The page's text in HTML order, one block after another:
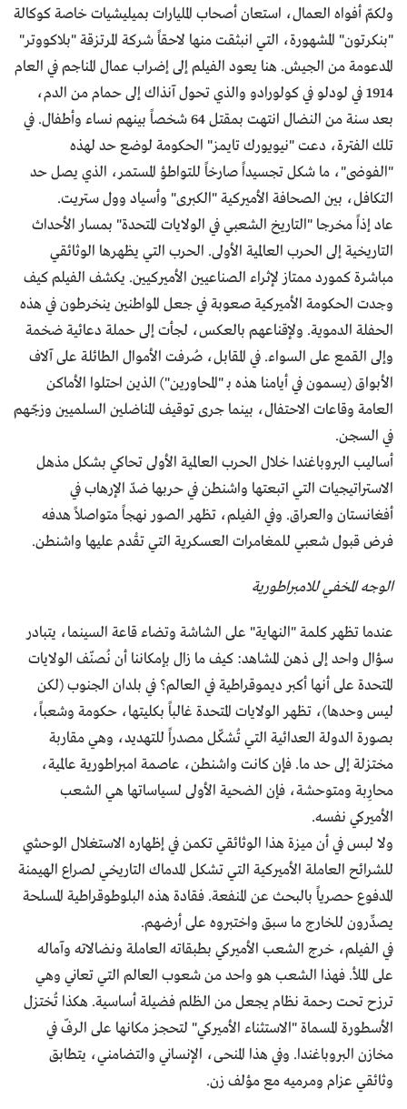
ولكمّ أفواه العمال، استعان أصحاب المليارات بميليشيات خاصة كوكالة
"بنكرتون" المشهورة، التي انبثقت منها لاحقاً شركة المرتزقة "بلاكووتر"
المدعومة من الجيش. هنا يعود الفيلم إلى إضراب عمال المناجم في العام
1914 في لودلو في كولورادو والذي تحول آنذاك إلى حمام من الدم،
بعد سنة من النضال انتهت بمقتل 64 شخصاً بينهم نساء وأطفال. في
تلك الفترة، دعت "نيويورك تايمز" الحكومة لوضع حد لهذه
"الفوضى"، ما شكل تجسيداً صارخاً للتواطؤ المستمر، الذي يصل حد
التكافل، بين الصحافة الأميركية "الكبرى" وأسياد وول ستريت.
عاد إذاً مخرجا "التاريخ الشعبي في الولايات المتحدة" بمسار الأحداث
التاريخية إلى الحرب العالمية الأولى. الحرب التي يظهرها الوثائقي
مباشرة كمورد ممتاز لإثراء الصناعيين الأميركيين. يكشف الفيلم كيف
وجدت الحكومة الأميركية صعوبة في جعل المواطنين ينخرطون في هذه
الحفلة الدموية. ولإقناعهم بالعكس، لجأت إلى حملة دعائية ضخمة
وإلى القمع على السواء. في المقابل، صُرفت الأموال الطائلة على آلاف
الأبواق (يسمون في أيامنا هذه بـ "المحاورين") الذين احتلوا الأماكن
العامة وقاعات الاحتفال، بينما جرى توقيف المناضلين السلميين وزجّهم
في السجن.
أساليب البروباغندا خلال الحرب العالمية الأولى تحاكي بشكل مذهل
الاستراتيجيات التي اتبعتها واشنطن في حربها ضدّ الإرهاب في
أفغانستان والعراق. وفي الفيلم، تظهر الصور نهجاً متواصلاً هدفه
فرض قبول شعبي للمغامرات العسكرية التي تقْدم عليها واشنطن.
الوجه المخفي للامبراطورية
عندما تظهر كلمة "النهاية" على الشاشة وتضاء قاعة السينما، يتبادر
سؤال واحد إلى ذهن المشاهد: كيف ما زال بإمكاننا أن نُصنّف الولايات
المتحدة على أنها أكبر ديموقراطية في العالم؟ في بلدان الجنوب (لكن
ليس وحدها)، تظهر الولايات المتحدة غالباً بكليتها، حكومة وشعباً،
بصورة الدولة العدائية التي تُشكّل مصدراً للتهديد، وهي مقاربة
مختزلة إلى حد ما. فإن كانت واشنطن، عاصمة امبراطورية عالمية،
محارِبة ومتوحشة، فإن الضحية الأولى لسياساتها هي الشعب
الأميركي نفسه.
ولا لبس في أن ميزة هذا الوثائقي تكمن في إظهاره الاستغلال الوحشي
للشرائح العاملة الأميركية التي تشكل المدماك التاريخي لصراع الهيمنة
المدفوع حصرياً بالبحث عن المنفعة. فقادة هذه البلوطوقراطية المسلحة
يصدِّرون للخارج ما سبق واختبروه على أرضهم.
في الفيلم، خرج الشعب الأميركي بطبقاته العاملة ونضالاته وآماله
على الملأ. فهذا الشعب هو واحد من شعوب العالم التي تعاني وهي
ترزح تحت رحمة نظام يجعل من الظلم فضيلة أساسية. هكذا تُختزل
الأسطورة المسماة "الاستثناء الأميركي" لتحجز مكانها على الرفّ في
مخازن البروباغندا. وفي هذا المنحى، الإنساني والتضامني، يتطابق
وثائقي عزام ومرميه مع مؤلف زن.